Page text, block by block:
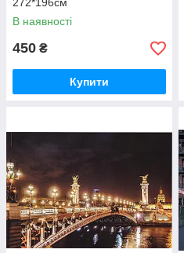
В наявності
450 ₴
Купити